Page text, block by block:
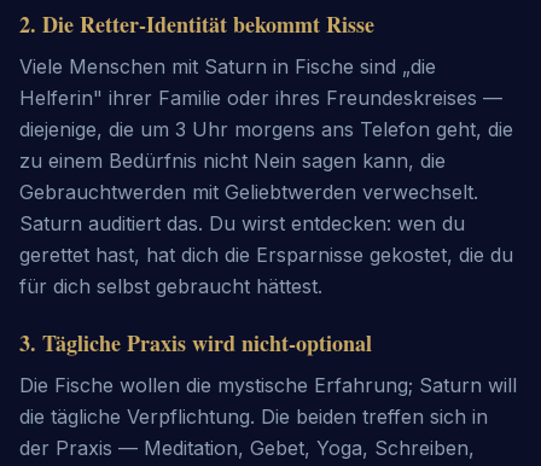
2. Die Retter-Identität bekommt Risse
Viele Menschen mit Saturn in Fische sind „die
Helferin" ihrer Familie oder ihres Freundeskreises —
diejenige, die um 3 Uhr morgens ans Telefon geht, die
zu einem Bedürfnis nicht Nein sagen kann, die
Gebrauchtwerden mit Geliebtwerden verwechselt.
Saturn auditiert das. Du wirst entdecken: wen du
gerettet hast, hat dich die Ersparnisse gekostet, die du
für dich selbst gebraucht hättest.
3. Tägliche Praxis wird nicht-optional
Die Fische wollen die mystische Erfahrung; Saturn will
die tägliche Verpflichtung. Die beiden treffen sich in
der Praxis — Meditation, Gebet, Yoga, Schreiben,